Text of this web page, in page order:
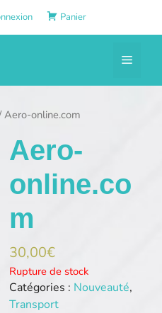
Panier
Menu
Aero-online.com
Aero-
online.co
m
30,00€
Rupture de stock
Catégories : Nouveauté,
Transport